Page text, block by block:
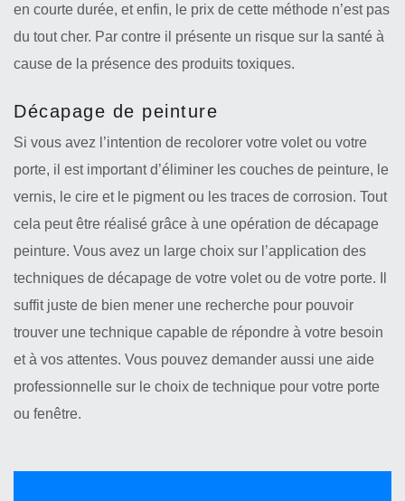
en courte durée, et enfin, le prix de cette méthode n’est pas
du tout cher. Par contre il présente un risque sur la santé à
cause de la présence des produits toxiques.
Décapage de peinture
Si vous avez l’intention de recolorer votre volet ou votre
porte, il est important d’éliminer les couches de peinture, le
vernis, le cire et le pigment ou les traces de corrosion. Tout
cela peut être réalisé grâce à une opération de décapage
peinture. Vous avez un large choix sur l’application des
techniques de décapage de votre volet ou de votre porte. Il
suffit juste de bien mener une recherche pour pouvoir
trouver une technique capable de répondre à votre besoin
et à vos attentes. Vous pouvez demander aussi une aide
professionnelle sur le choix de technique pour votre porte
ou fenêtre.